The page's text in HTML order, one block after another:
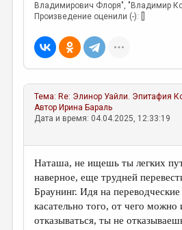
Владимирович Флоря", "Владимир
Произведение оценили (-): []
Тема: Re: Элинор Уайли. Эпитафия
Автор Ирина Бараль
Дата и время: 04.04.2025, 12:33:19
Наташа, не ищешь ты легких
наверное, еще трудней
Браунинг. Идя на
касательно того, от чего можно
отказываться, ты не